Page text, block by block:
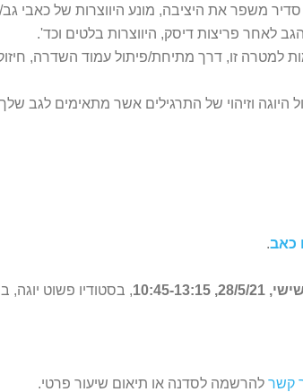
סדיר משפר את היציבה, מונע היווצרות של כאבי
לאחר פריצות דיסק, היווצרות בלטים וכד'.
למטרה זו, דרך מתיחת/פיתול עמוד השדרה,
היוגה וזיהוי של התרגילים אשר מתאימים לגב
כאב.
13:15 , בסטודיו פשוט יוגה, ברח' ראול ולנברג
קשר להרשמה לסדנה או תיאום שיעור פרטי.